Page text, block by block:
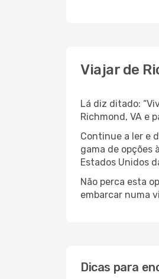
Viajar de
Lá diz ditado:
Richmond, VA e
Continue a ler e
gama de opções
Estados Unidos
Não perca esta
embarcar numa
Dicas para